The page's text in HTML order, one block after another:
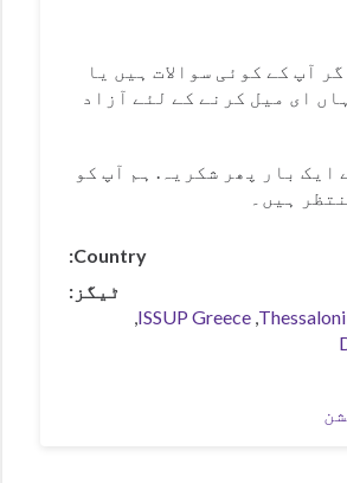
آپ کے کوئی سوالات ہیں یا
ای میل کرنے کے لئے آزاد
بار پھر شکریہ. ہم آپ کو
Country
ٹیگز
ISSUP Greece